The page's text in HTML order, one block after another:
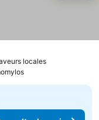
localesConsulter